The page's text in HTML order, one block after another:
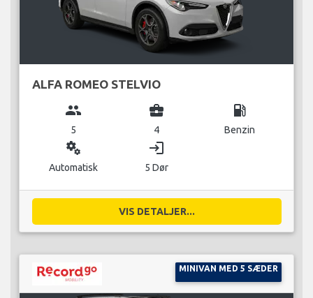
ALFA ROMEO STELVIO
group
5
business_center
4
local_gas_station
Benzin
miscellaneous_services
Automatisk
login
5 Dør
VIS DETALJER...
MINIVAN MED 5 SÆDER